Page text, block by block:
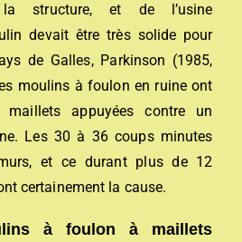
la structure, et de l’usine
devait être très solide pour
de Galles, Parkinson (1985,
moulins à foulon en ruine ont
appuyées contre un
Les 30 à 36 coups minutes
et ce durant plus de 12
certainement la cause.
à foulon à maillets